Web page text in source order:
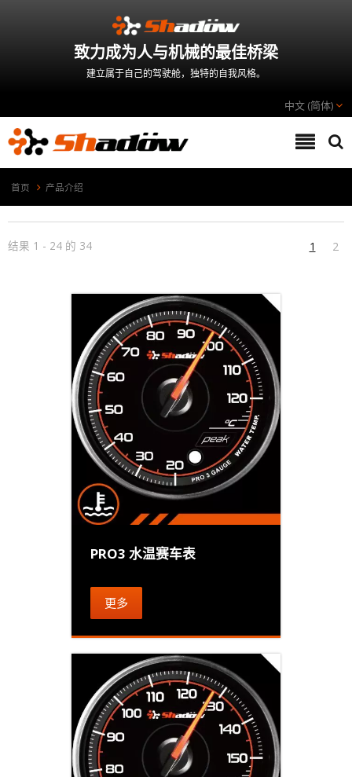
致力成为人与机械的最佳桥梁
建立属于自己的驾驶舱，独特的自我风格。
中文 (简体)
首页 产品介绍
结果 1 - 24 的 34 1 2
PRO3 水温赛车表
更多